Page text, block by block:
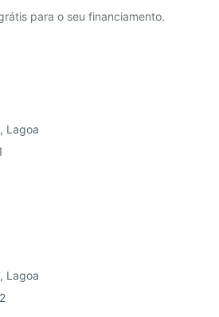
para o seu financiamento.
Lagoa
Lagoa
2